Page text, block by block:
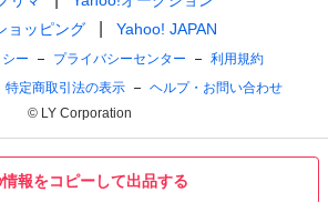
報をコピーして出品する
ョッピング
Yahoo! JAPAN
ー プライバシーセンター
利用規約
特定商取引法の表示
ヘルプ・お問い合わせ
© LY Corporation